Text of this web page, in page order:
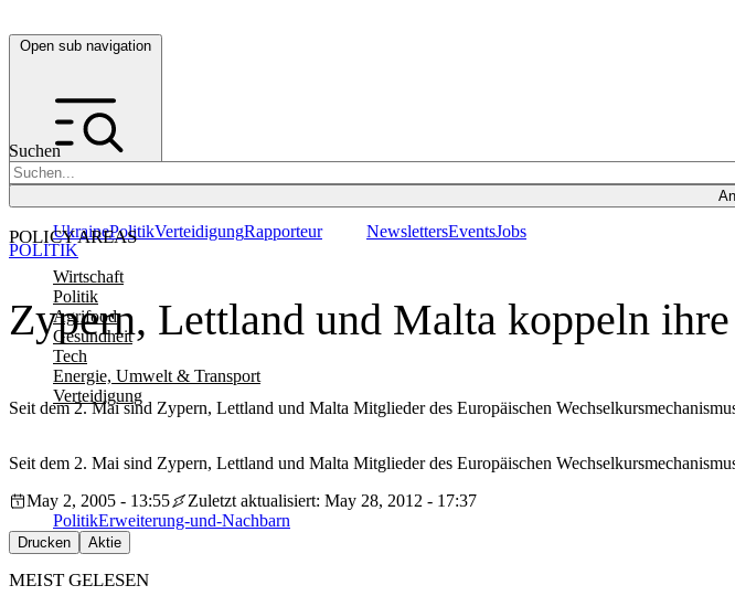
Open sub navigation
Suchen
POLICY AREAS
Wirtschaft
Politik
Agrifood
Gesundheit
Tech
Energie, Umwelt & Transport
Verteidigung
UkrainePolitikVerteidigungRapporteur NewslettersEventsJobs
Zypern, Lettland und Malta koppeln
Seit dem 2. Mai sind Zypern, Lettland und Malta Mitglieder des Europäischen
POLITIK
Seit dem 2. Mai sind Zypern, Lettland und Malta Mitglieder des Europäischen
May 2, 2005 - 13:55
Zuletzt aktualisiert: May 28, 2012 - 17:37
PolitikErweiterung-und-Nachbarn
Drucken Aktie
MEIST GELESEN